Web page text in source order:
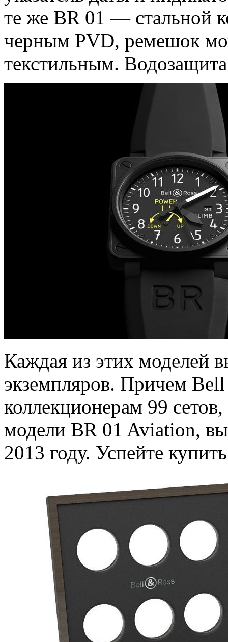
те же BR 01 — стальной
черным PVD, ремешок
текстильным.
Каждая из этих моделей
экземпляров. Причем Bell
коллекционерам 99
модели BR 01 Aviation,
2013 году. Успейте